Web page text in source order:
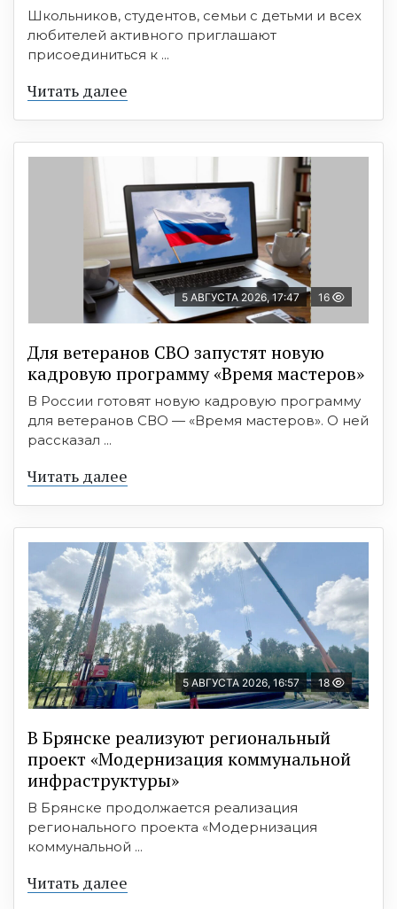
Школьников, студентов, семьи с детьми и всех
любителей активного приглашают
присоединиться к ...
Читать далее
5 АВГУСТА 2026, 17:47 16
Для ветеранов СВО запустят новую
кадровую программу «Время мастеров»
В России готовят новую кадровую программу
для ветеранов СВО — «Время мастеров». О ней
рассказал ...
Читать далее
5 АВГУСТА 2026, 16:57 18
В Брянске реализуют региональный
проект «Модернизация коммунальной
инфраструктуры»
В Брянске продолжается реализация
регионального проекта «Модернизация
коммунальной ...
Читать далее